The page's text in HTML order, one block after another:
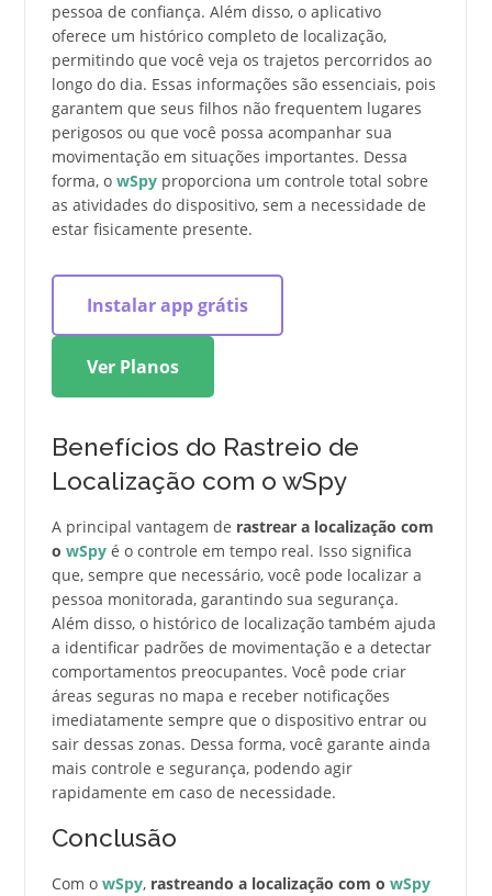
pessoa de confiança. Além disso, o aplicativo
oferece um histórico completo de localização,
permitindo que você veja os trajetos percorridos ao
longo do dia. Essas informações são essenciais, pois
garantem que seus filhos não frequentem lugares
perigosos ou que você possa acompanhar sua
movimentação em situações importantes. Dessa
forma, o wSpy proporciona um controle total sobre
as atividades do dispositivo, sem a necessidade de
estar fisicamente presente.
Instalar app grátis
Ver Planos
Benefícios do Rastreio de
Localização com o wSpy
A principal vantagem de rastrear a localização com
o wSpy é o controle em tempo real. Isso significa
que, sempre que necessário, você pode localizar a
pessoa monitorada, garantindo sua segurança.
Além disso, o histórico de localização também ajuda
a identificar padrões de movimentação e a detectar
comportamentos preocupantes. Você pode criar
áreas seguras no mapa e receber notificações
imediatamente sempre que o dispositivo entrar ou
sair dessas zonas. Dessa forma, você garante ainda
mais controle e segurança, podendo agir
rapidamente em caso de necessidade.
Conclusão
Com o wSpy, rastreando a localização com o wSpy